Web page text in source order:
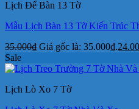
Lịch Để Bàn 13 Tờ
Mẫu Lịch Bàn 13 Tờ Kiến Trúc
35.000₫ Giá gốc là: 35.000₫.
Sale
Lịch Lò Xo 7 Tờ